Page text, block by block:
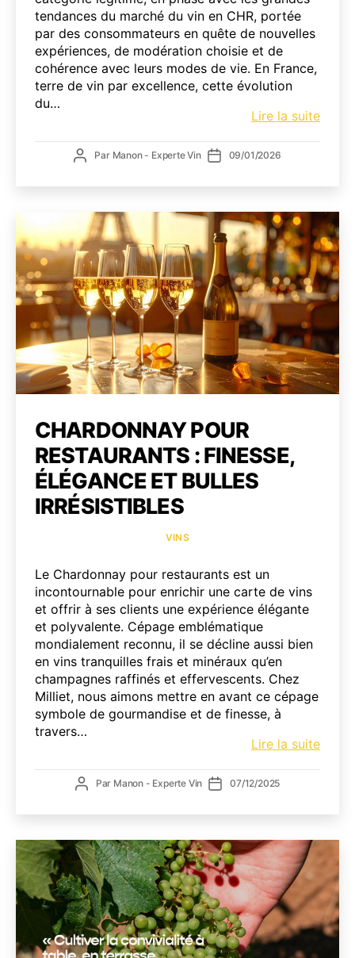
tendances du marché du vin en CHR, portée
par des consommateurs en quête de nouvelles
expériences, de modération choisie et de
cohérence avec leurs modes de vie. En France,
terre de vin par excellence, cette évolution
du…
Lire la suiteLes
en
:
d’une
à
une
AuteurPar Manon - Experte Vin Date
09/01/2026
CHARDONNAY POUR
RESTAURANTS : FINESSE,
ÉLÉGANCE ET BULLES
IRRÉSISTIBLES
VINS
Le Chardonnay pour restaurants est un
incontournable pour enrichir une carte de vins
et offrir à ses clients une expérience élégante
et polyvalente. Cépage emblématique
mondialement reconnu, il se décline aussi bien
en vins tranquilles frais et minéraux qu’en
champagnes raffinés et effervescents. Chez
Milliet, nous aimons mettre en avant ce cépage
symbole de gourmandise et de finesse, à
travers…
Lire la suite
bulles
AuteurPar Manon - Experte Vin Date
07/12/2025